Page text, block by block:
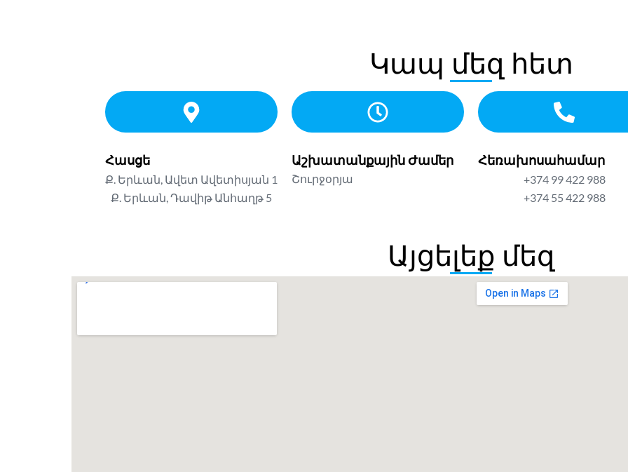
Կապ մեզ հետ
Հասցե
Ք. Երևան, Ավետ Ավետիսյան 1
Ք. Երևան, Դավիթ Անհաղթ 5
Աշխատանքային Ժամեր
Շուրջօրյա
Հեռախոսահամար
+374 99 422 988
+374 55 422 988
Այցելեք մեզ